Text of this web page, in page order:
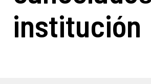
institución